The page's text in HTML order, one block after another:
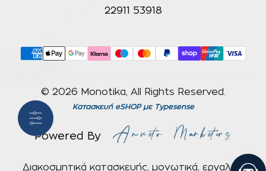
22911 53918
© 2026 Monotika, All Rights Reserved.
Κατασκευή eSHOPμε Typesense
Powered By
Διακοσμητικά κατασκευής, μονωτικά, εργαλεία